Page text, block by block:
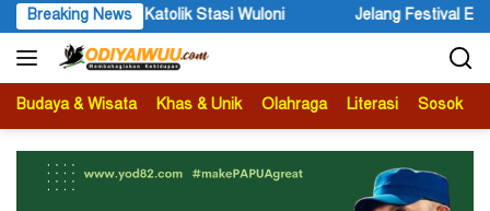
Langsung
ke
konten
Breaking News
Jelang Festival Etnik Religi 2026, Bupati Wandik Ajak Wisatawan
Budaya & Wisata Khas & Unik Olahraga Literasi Sosok